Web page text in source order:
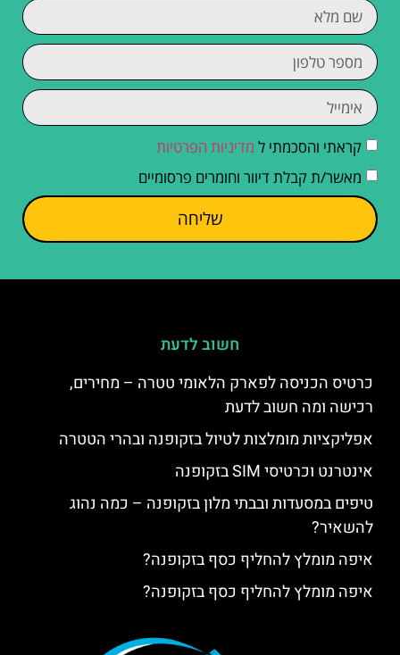
קראתי והסכמתי ל מדיניות הפרטיות
מאשר/ת קבלת דיוור וחומרים פרסומיים
שליחה
חשוב לדעת
כרטיס הכניסה לפארק הלאומי טטרה – מחירים,
רכישה ומה חשוב לדעת
אפליקציות מומלצות לטיול בזקופנה ובהרי הטטרה
אינטרנט וכרטיסי SIM בזקופנה
טיפים במסעדות ובבתי מלון בזקופנה – כמה נהוג
להשאיר?
איפה מומלץ להחליף כסף בזקופנה?
איפה מומלץ להחליף כסף בזקופנה?